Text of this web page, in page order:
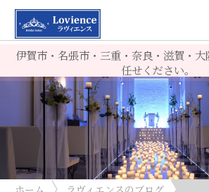
伊賀市・名張市・三重・奈良・滋賀・
任せください。
ホーム
ラヴィエンスのブログ